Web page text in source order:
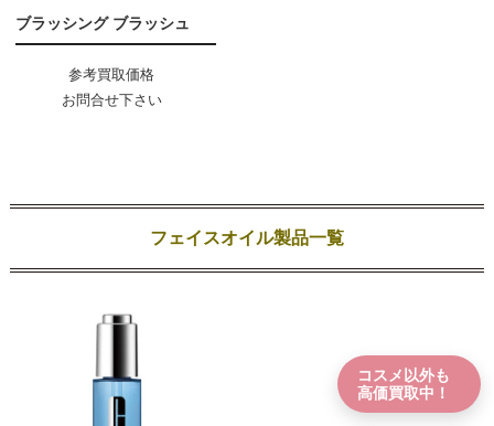
ブラッシング ブラッシュ
参考買取価格
お問合せ下さい
フェイスオイル製品一覧
コスメ以外も
高価買取中！